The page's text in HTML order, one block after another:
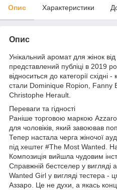
Опис Характеристики
Опис
Унікальний аромат для жінок
представлений публіці в 2019
відноситься до категорії східні
стали Dominique Ropion, Fanny
Christophe Herault.
Переваги та гідності
Раніше торговою маркою
для чоловіків, який завоював
Тепер настала черга жіночої
під хештег #The Most Wanted.
Композиція вийшла чудовим
Справжній бестселер у вигляді
Wanted Girl у вигляді тестера -
Аззаро. Це не духи, а якась